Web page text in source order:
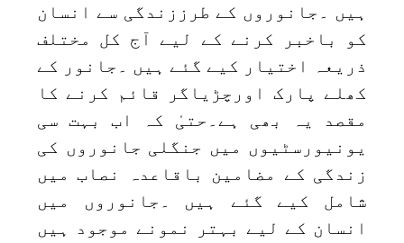
ہیں ۔جانوروں کے طرززندگی سے انسان
کو باخبر کرنے کے لیے آج کل مختلف
ذریعہ اختیار کیے گئے ہیں ۔جانور کے
کھلے پارک اورچڑیاگر قائم کرنے کا
مقصد یہ بھی ہے۔حتیٰ کہ اب بہت سی
یونیورسٹیوں میں جنگلی جانوروں کی
زندگی کے مضامین باقاعدہ نصاب میں
شامل کیے گئے ہیں ۔جانوروں میں
انسان کے لیے بہتر نمونے موجود ہیں